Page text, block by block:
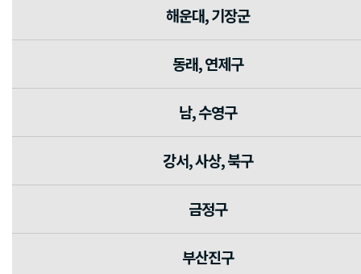
해운대, 기장군
동래, 연제구
남, 수영구
강서, 사상, 북구
금정구
부산진구